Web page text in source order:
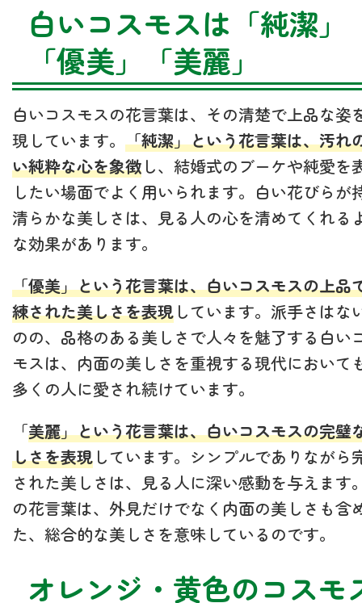
白いコスモスは「純潔」
「優美」「美麗」
白いコスモスの花言葉は、その清楚で上品な姿
現しています。 「純潔」という花言葉は、汚れ
い純粋な心を象徴 し、結婚式のブーケや純愛を
したい場面でよく用いられます。白い花びらが
清らかな美しさは、見る人の心を清めてくれる
な効果があります。
「優美」という花言葉は、白いコスモスの上品
練された美しさを表現 しています。派手さはな
のの、品格のある美しさで人々を魅了する白い
モスは、内面の美しさを重視する現代において
多くの人に愛され続けています。
「美麗」という花言葉は、白いコスモスの完璧
しさを表現 しています。シンプルでありながら
された美しさは、見る人に深い感動を与えます
の花言葉は、外見だけでなく内面の美しさも含
た、総合的な美しさを意味しているのです。
オレンジ・黄色のコスモ